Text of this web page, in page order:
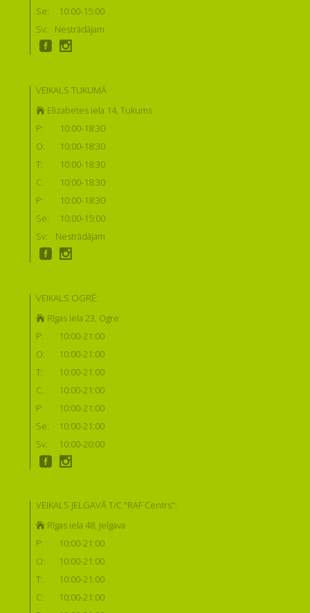
Se:
10:00-15:00
Sv:
Nestrādājam
VEIKALS TUKUMĀ
Elizabetes iela 14, Tukums
P:
10:00-18:30
O:
10:00-18:30
T:
10:00-18:30
C:
10:00-18:30
P:
10:00-18:30
Se:
10:00-15:00
Sv:
Nestrādājam
VEIKALS OGRĒ:
Rīgas iela 23, Ogre
P:
10:00-21:00
O:
10:00-21:00
T:
10:00-21:00
C:
10:00-21:00
P:
10:00-21:00
Se:
10:00-21:00
Sv:
10:00-20:00
VEIKALS JELGAVĀ T/C "RAF Centrs":
Rīgas iela 48, Jelgava
P:
10:00-21:00
O:
10:00-21:00
T:
10:00-21:00
C:
10:00-21:00